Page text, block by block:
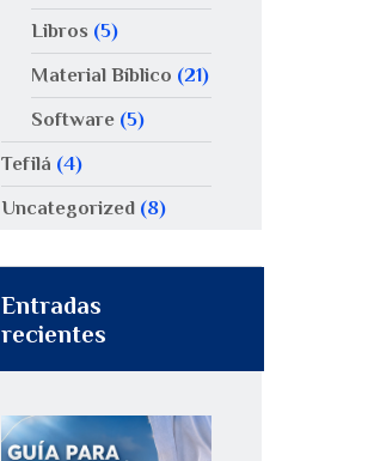
Libros (5)
Material Bíblico (21)
Software(5)
Tefilá (4)
Uncategorized (8)
Entradas
recientes